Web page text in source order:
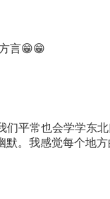
言😁😁
平常也会学学东
。我感觉每个地